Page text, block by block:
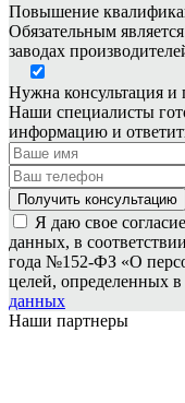
Повышение
Обязательным
заводах
Нужна консультация
Наши специалисты
информацию и
Я даю свое
данных, в
года №152-ФЗ «О
целей, определенных в
данных
Наши партнеры